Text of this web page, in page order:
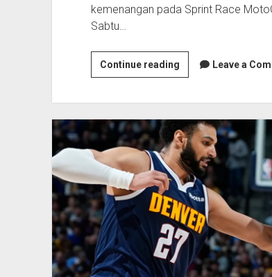
kemenangan pada Sprint Race
Sabtu…
Continue readingMarc
Marquez
di
Belanda
2025
Leave a